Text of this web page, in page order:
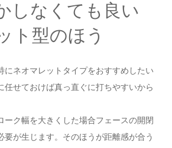
しなくても良い
ト型のほう
にネオマレットタイプをおすすめしたい
任せておけば真っ直ぐに打ちやすいから
ーク幅を大きくした場合フェースの開閉
要が生じます。そのほうが距離感が合う